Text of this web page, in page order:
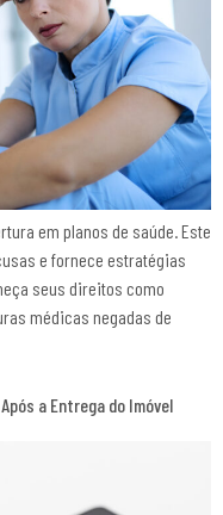
em planos de saúde. Este
e fornece estratégias
seus direitos como
médicas negadas de
a Entrega do Imóvel